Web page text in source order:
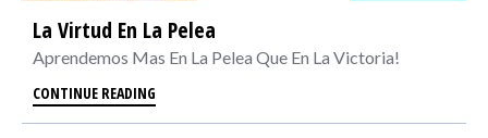
La Virtud En La Pelea
Aprendemos Mas En La Pelea Que En La Victoria!
CONTINUE READING